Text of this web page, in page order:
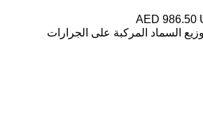
AED 986.50
السماد المركبة على الجرارات